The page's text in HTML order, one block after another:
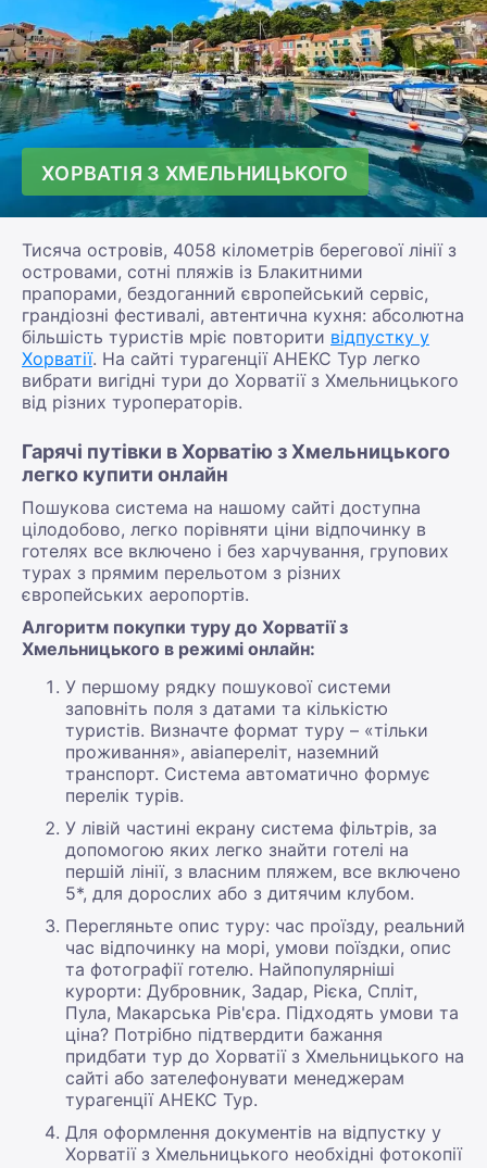
ХОРВАТІЯ З ХМЕЛЬНИЦЬКОГО
Тисяча островів, 4058 кілометрів берегової лінії з
островами, сотні пляжів із Блакитними
прапорами, бездоганний європейський сервіс,
грандіозні фестивалі, автентична кухня: абсолютна
більшість туристів мріє повторити відпустку у
Хорватії. На сайті турагенції АНЕКС Тур легко
вибрати вигідні тури до Хорватії з Хмельницького
від різних туроператорів.
Гарячі путівки в Хорватію з Хмельницького
легко купити онлайн
Пошукова система на нашому сайті доступна
цілодобово, легко порівняти ціни відпочинку в
готелях все включено і без харчування, групових
турах з прямим перельотом з різних
європейських аеропортів.
Алгоритм покупки туру до Хорватії з
Хмельницького в режимі онлайн:
У першому рядку пошукової системи
заповніть поля з датами та кількістю
туристів. Визначте формат туру – «тільки
проживання», авіапереліт, наземний
транспорт. Система автоматично формує
перелік турів.
У лівій частині екрану система фільтрів, за
допомогою яких легко знайти готелі на
першій лінії, з власним пляжем, все включено
5*, для дорослих або з дитячим клубом.
Перегляньте опис туру: час проїзду, реальний
час відпочинку на морі, умови поїздки, опис
та фотографії готелю. Найпопулярніші
курорти: Дубровник, Задар, Рієка, Спліт,
Пула, Макарська Рів'єра. Підходять умови та
ціна? Потрібно підтвердити бажання
придбати тур до Хорватії з Хмельницького на
сайті або зателефонувати менеджерам
турагенції АНЕКС Тур.
Для оформлення документів на відпустку у
Хорватії з Хмельницького необхідні фотокопії